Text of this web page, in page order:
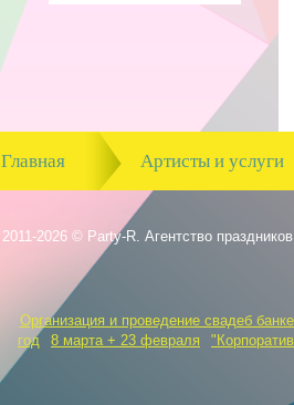
Главная Артисты и услуги
2011-2026 © Party-R. Агентство праздников
Организация и проведение свадеб
год
8 марта + 23 февраля